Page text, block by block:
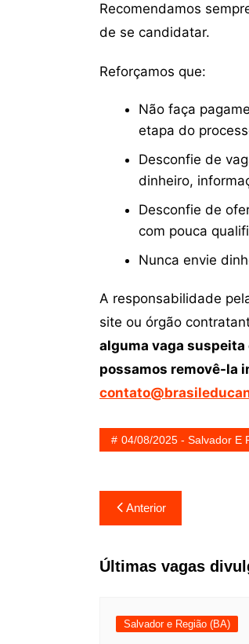
Recomendamos
de se candidatar.
Reforçamos que:
Não faça
etapa do
Desconfie de
dinheiro,
Desconfie de
com pouca
Nunca envie
A responsabilidade
site ou órgão
alguma vaga
possamos removê-la
04/08/2025 - Salvador E
Navegação
de
Post
Anterior
Últimas vagas
Salvador e Região (BA)